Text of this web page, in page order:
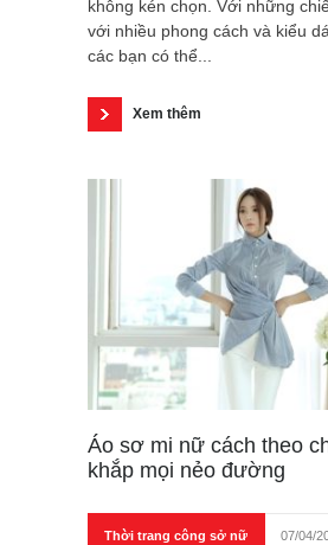
không kén chọn. Với những
với nhiều phong cách và kiểu
các bạn có thể...
Xem thêm
Áo sơ mi nữ cách theo
khắp mọi nẻo đường
Thời trang công sở nữ 07/04/